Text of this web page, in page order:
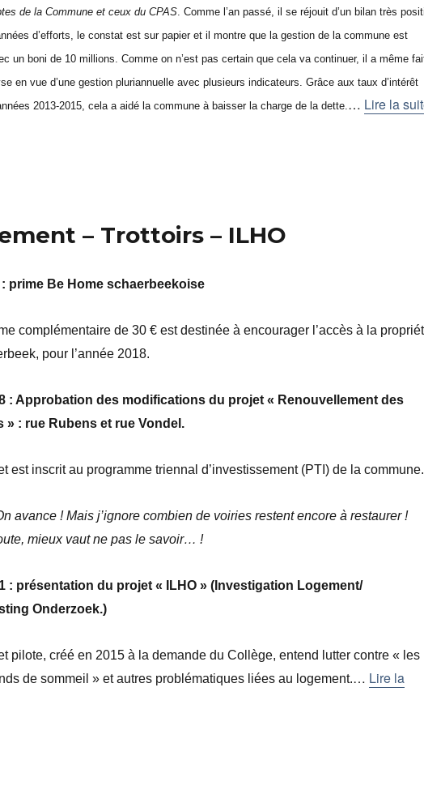
de la Commune et ceux du CPAS. Comme l’an passé, il se réjouit d’un bilan très
d’efforts, le constat est sur papier et il montre que la gestion de la commune est
un boni de 10 millions. Comme on n’est pas certain que cela va continuer, il a même
en vue d’une gestion pluriannuelle avec plusieurs indicateurs. Grâce aux taux d’intérêt
2013-2015, cela a aidé la commune à baisser la charge de la dette. … Lire la
– Trottoirs – ILHO
: prime Be Home schaerbeekoise
complémentaire de 30 € est destinée à encourager l’accès à la
pour l’année 2018.
: Approbation des modifications du projet « Renouvellement des
» : rue Rubens et rue Vondel.
est inscrit au programme triennal d’investissement (PTI) de la commune.
avance ! Mais j’ignore combien de voiries restent encore à restaurer !
mieux vaut ne pas le savoir… !
: présentation du projet « ILHO » (Investigation Logement/
Onderzoek.)
pilote, créé en 2015 à la demande du Collège, entend lutter contre « les
de sommeil » et autres problématiques liées au logement.… Lire la